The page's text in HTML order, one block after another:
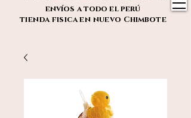
envíos a todo el perú
tienda fisica en nuevo Chimbote